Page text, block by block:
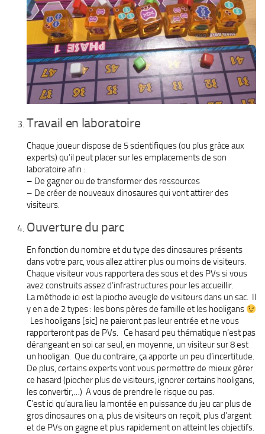
Travail en laboratoire
Chaque joueur dispose de 5 scientifiques (ou plus grâce aux
experts) qu’il peut placer sur les emplacements de son
laboratoire afin :
– De gagner ou de transformer des ressources
– De créer de nouveaux dinosaures qui vont attirer des
visiteurs.
Ouverture du parc
En fonction du nombre et du type des dinosaures présents
dans votre parc, vous allez attirer plus ou moins de visiteurs.
Chaque visiteur vous rapportera des sous et des PVs si vous
avez construits assez d’infrastructures pour les accueillir.
La méthode ici est la pioche aveugle de visiteurs dans un sac. Il
y en a de 2 types : les bons pères de famille et les hooligans
Les hooligans [sic] ne paieront pas leur entrée et ne vous
rapporteront pas de PVs. Ce hasard peu thématique n’est pas
dérangeant en soi car seul, en moyenne, un visiteur sur 8 est
un hooligan. Que du contraire, ça apporte un peu d’incertitude.
De plus, certains experts vont vous permettre de mieux gérer
ce hasard (piocher plus de visiteurs, ignorer certains hooligans,
les convertir,…) A vous de prendre le risque ou pas.
C’est ici qu’aura lieu la montée en puissance du jeu car plus de
gros dinosaures on a, plus de visiteurs on reçoit, plus d’argent
et de PVs on gagne et plus rapidement on atteint les objectifs.